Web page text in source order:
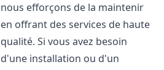
nous efforçons de la maintenir
en offrant des services de haute
qualité. Si vous avez besoin
d'une installation ou d'un